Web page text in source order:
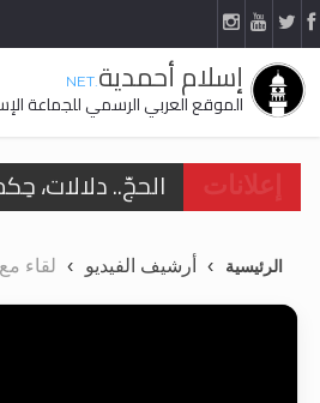
إسلام أحمدية.NET
الموقع العربي الرسمي للجماعة
الحجّ.. دلالات،
اقرأ هذا
الرئيسية أرشيف الفيديو لقاء مع